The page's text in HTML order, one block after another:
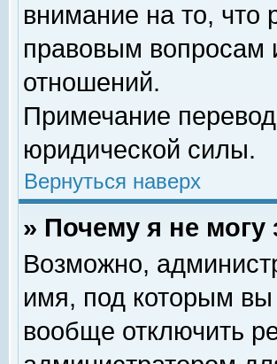
внимание на то, что
правовым вопросам
отношений.
Примечание
юридической силы.
Вернуться наверх
» Почему я не могу
Возможно,
имя, под которым вы
вообще отключить